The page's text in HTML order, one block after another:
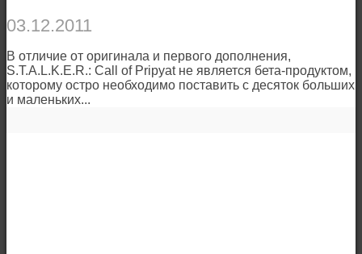
03.12.2011
В отличие от оригинала и первого дополнения,
S.T.A.L.K.E.R.: Call of Pripyat не является бета-продуктом,
которому остро необходимо поставить с десяток больших
и маленьких...